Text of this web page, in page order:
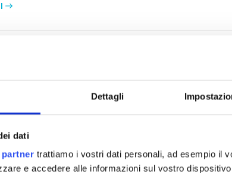
Dettagli
dati
partner trattiamo i vostri dati personali, ad esempio il
e accedere alle informazioni sul vostro
"Sostituzione rete idrica via Bologna -
- Finanziato dall'Unione Europea
CUP H92E22000070008
idrica via Bologna - Prato - 2° stralcio”
i Lavori oggetto della presente procedura
e Resilienza (“PNRR”):
M2C4 I4.2_019 Titolo intervento
dell’area metropolitana Firenze-Prato-